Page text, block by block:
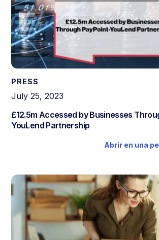
PRESS
July 25, 2023
£12.5m Accessed by Businesses
YouLend Partnership
Abrir en una